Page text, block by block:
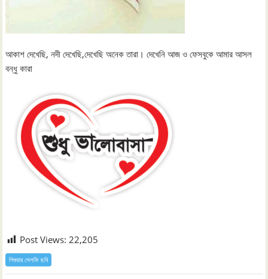
আকাশ দেখেছি, নদী দেখেছি,দেখেছি অনেক তারা। দেখেনি আজ ও ফেসবুকে আমার আসল
বন্ধু কারা
Post Views: 22,205
পিকচার সেলফি ছবি